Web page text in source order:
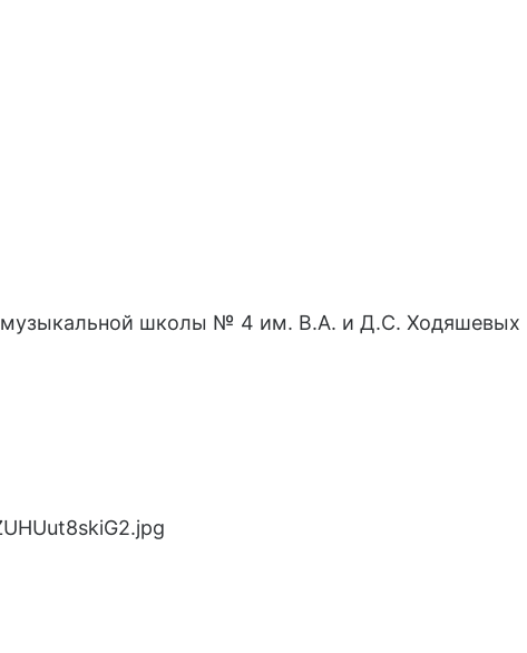
музыкальной школы № 4 им. В.А. и Д.С. Ходяшевых